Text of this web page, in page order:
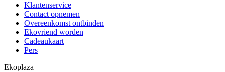
Klantenservice
Contact opnemen
Overeenkomst ontbinden
Ekovriend worden
Cadeaukaart
Pers
Ekoplaza